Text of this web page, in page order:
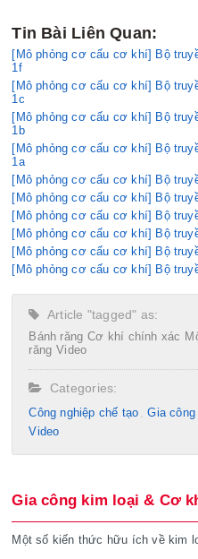
Tin Bài Liên Quan:
[Mô phỏng cơ cấu cơ khí] Bộ
1f
[Mô phỏng cơ cấu cơ khí] Bộ
1c
[Mô phỏng cơ cấu cơ khí] Bộ
1b
[Mô phỏng cơ cấu cơ khí] Bộ
1a
[Mô phỏng cơ cấu cơ khí] Bộ
[Mô phỏng cơ cấu cơ khí] Bộ
[Mô phỏng cơ cấu cơ khí] Bộ
[Mô phỏng cơ cấu cơ khí] Bộ
[Mô phỏng cơ cấu cơ khí] Bộ
[Mô phỏng cơ cấu cơ khí] Bộ
Article "tagged" as:
Bánh răng Cơ khí chính xác
răng Video
Categories:
Công nghiệp chế tạo​
Gia
Video
Gia công kim loại & Cơ
Một số kiến thức hữu ích về kim